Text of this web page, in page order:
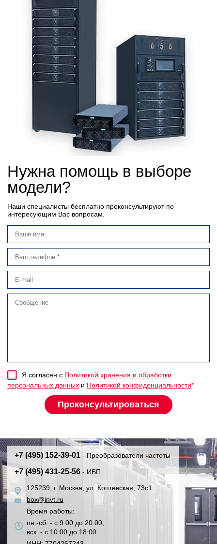
Нужна помощь в выборе
модели?
Наши специалисты бесплатно проконсультируют по
интересующим Вас вопросам.
Я согласен с Политикой хранения и обработки
персональных данных и Политикой конфиденциальности*
+7 (495) 152-39-01 - Преобразователи частоты
+7 (495) 431-25-56 - ИБП
125239, г. Москва, ул. Коптевская, 73с1
box@invt.ru
Время работы:
пн.-сб. - с 9:00 до 20:00,
вск. - с 10:00 до 18:00